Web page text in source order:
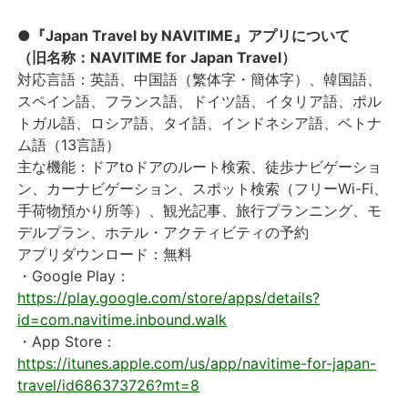
●『Japan Travel by NAVITIME』アプリについて
（旧名称：NAVITIME for Japan Travel）
対応言語：英語、中国語（繁体字・簡体字）、韓国語、
スペイン語、フランス語、ドイツ語、イタリア語、ポル
トガル語、ロシア語、タイ語、インドネシア語、ベトナ
ム語（13言語）
主な機能：ドアtoドアのルート検索、徒歩ナビゲーショ
ン、カーナビゲーション、スポット検索（フリーWi-Fi、
手荷物預かり所等）、観光記事、旅行プランニング、モ
デルプラン、ホテル・アクティビティの予約
アプリダウンロード：無料
・Google Play：
https://play.google.com/store/apps/details?
id=com.navitime.inbound.walk
・App Store：
https://itunes.apple.com/us/app/navitime-for-japan-
travel/id686373726?mt=8